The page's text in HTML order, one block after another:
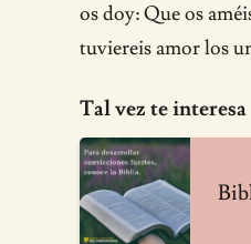
os doy: Que os
tuviereis amor los
Tal vez te interesa